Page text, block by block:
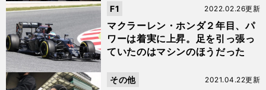
マクラーレン・ホンダ２年目、パ
ワーは着実に上昇。足を引っ張っ
ていたのはマシンのほうだった
2022.02.26更新
F1
2021.04.22更新
その他